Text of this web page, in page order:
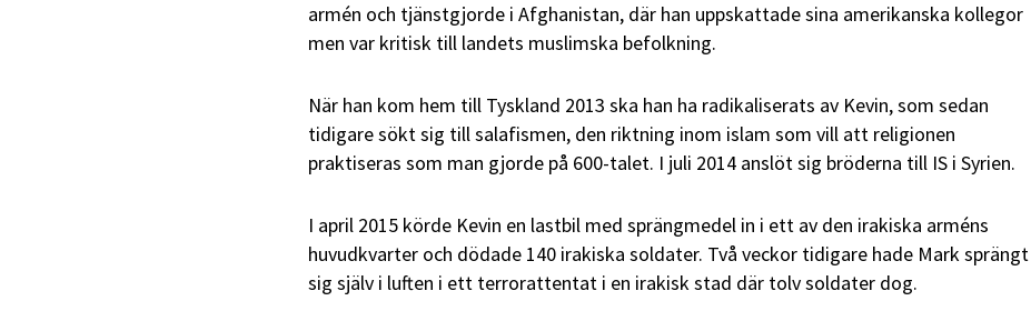
armén och tjänstgjorde i Afghanistan, där han uppskattade sina amerikanska kollegor
men var kritisk till landets muslimska befolkning.
När han kom hem till Tyskland 2013 ska han ha radikaliserats av Kevin, som sedan
tidigare sökt sig till salafismen, den riktning inom islam som vill att religionen
praktiseras som man gjorde på 600-talet. I juli 2014 anslöt sig bröderna till IS i Syrien.
I april 2015 körde Kevin en lastbil med sprängmedel in i ett av den irakiska arméns
huvudkvarter och dödade 140 irakiska soldater. Två veckor tidigare hade Mark sprängt
sig själv i luften i ett terrorattentat i en irakisk stad där tolv soldater dog.